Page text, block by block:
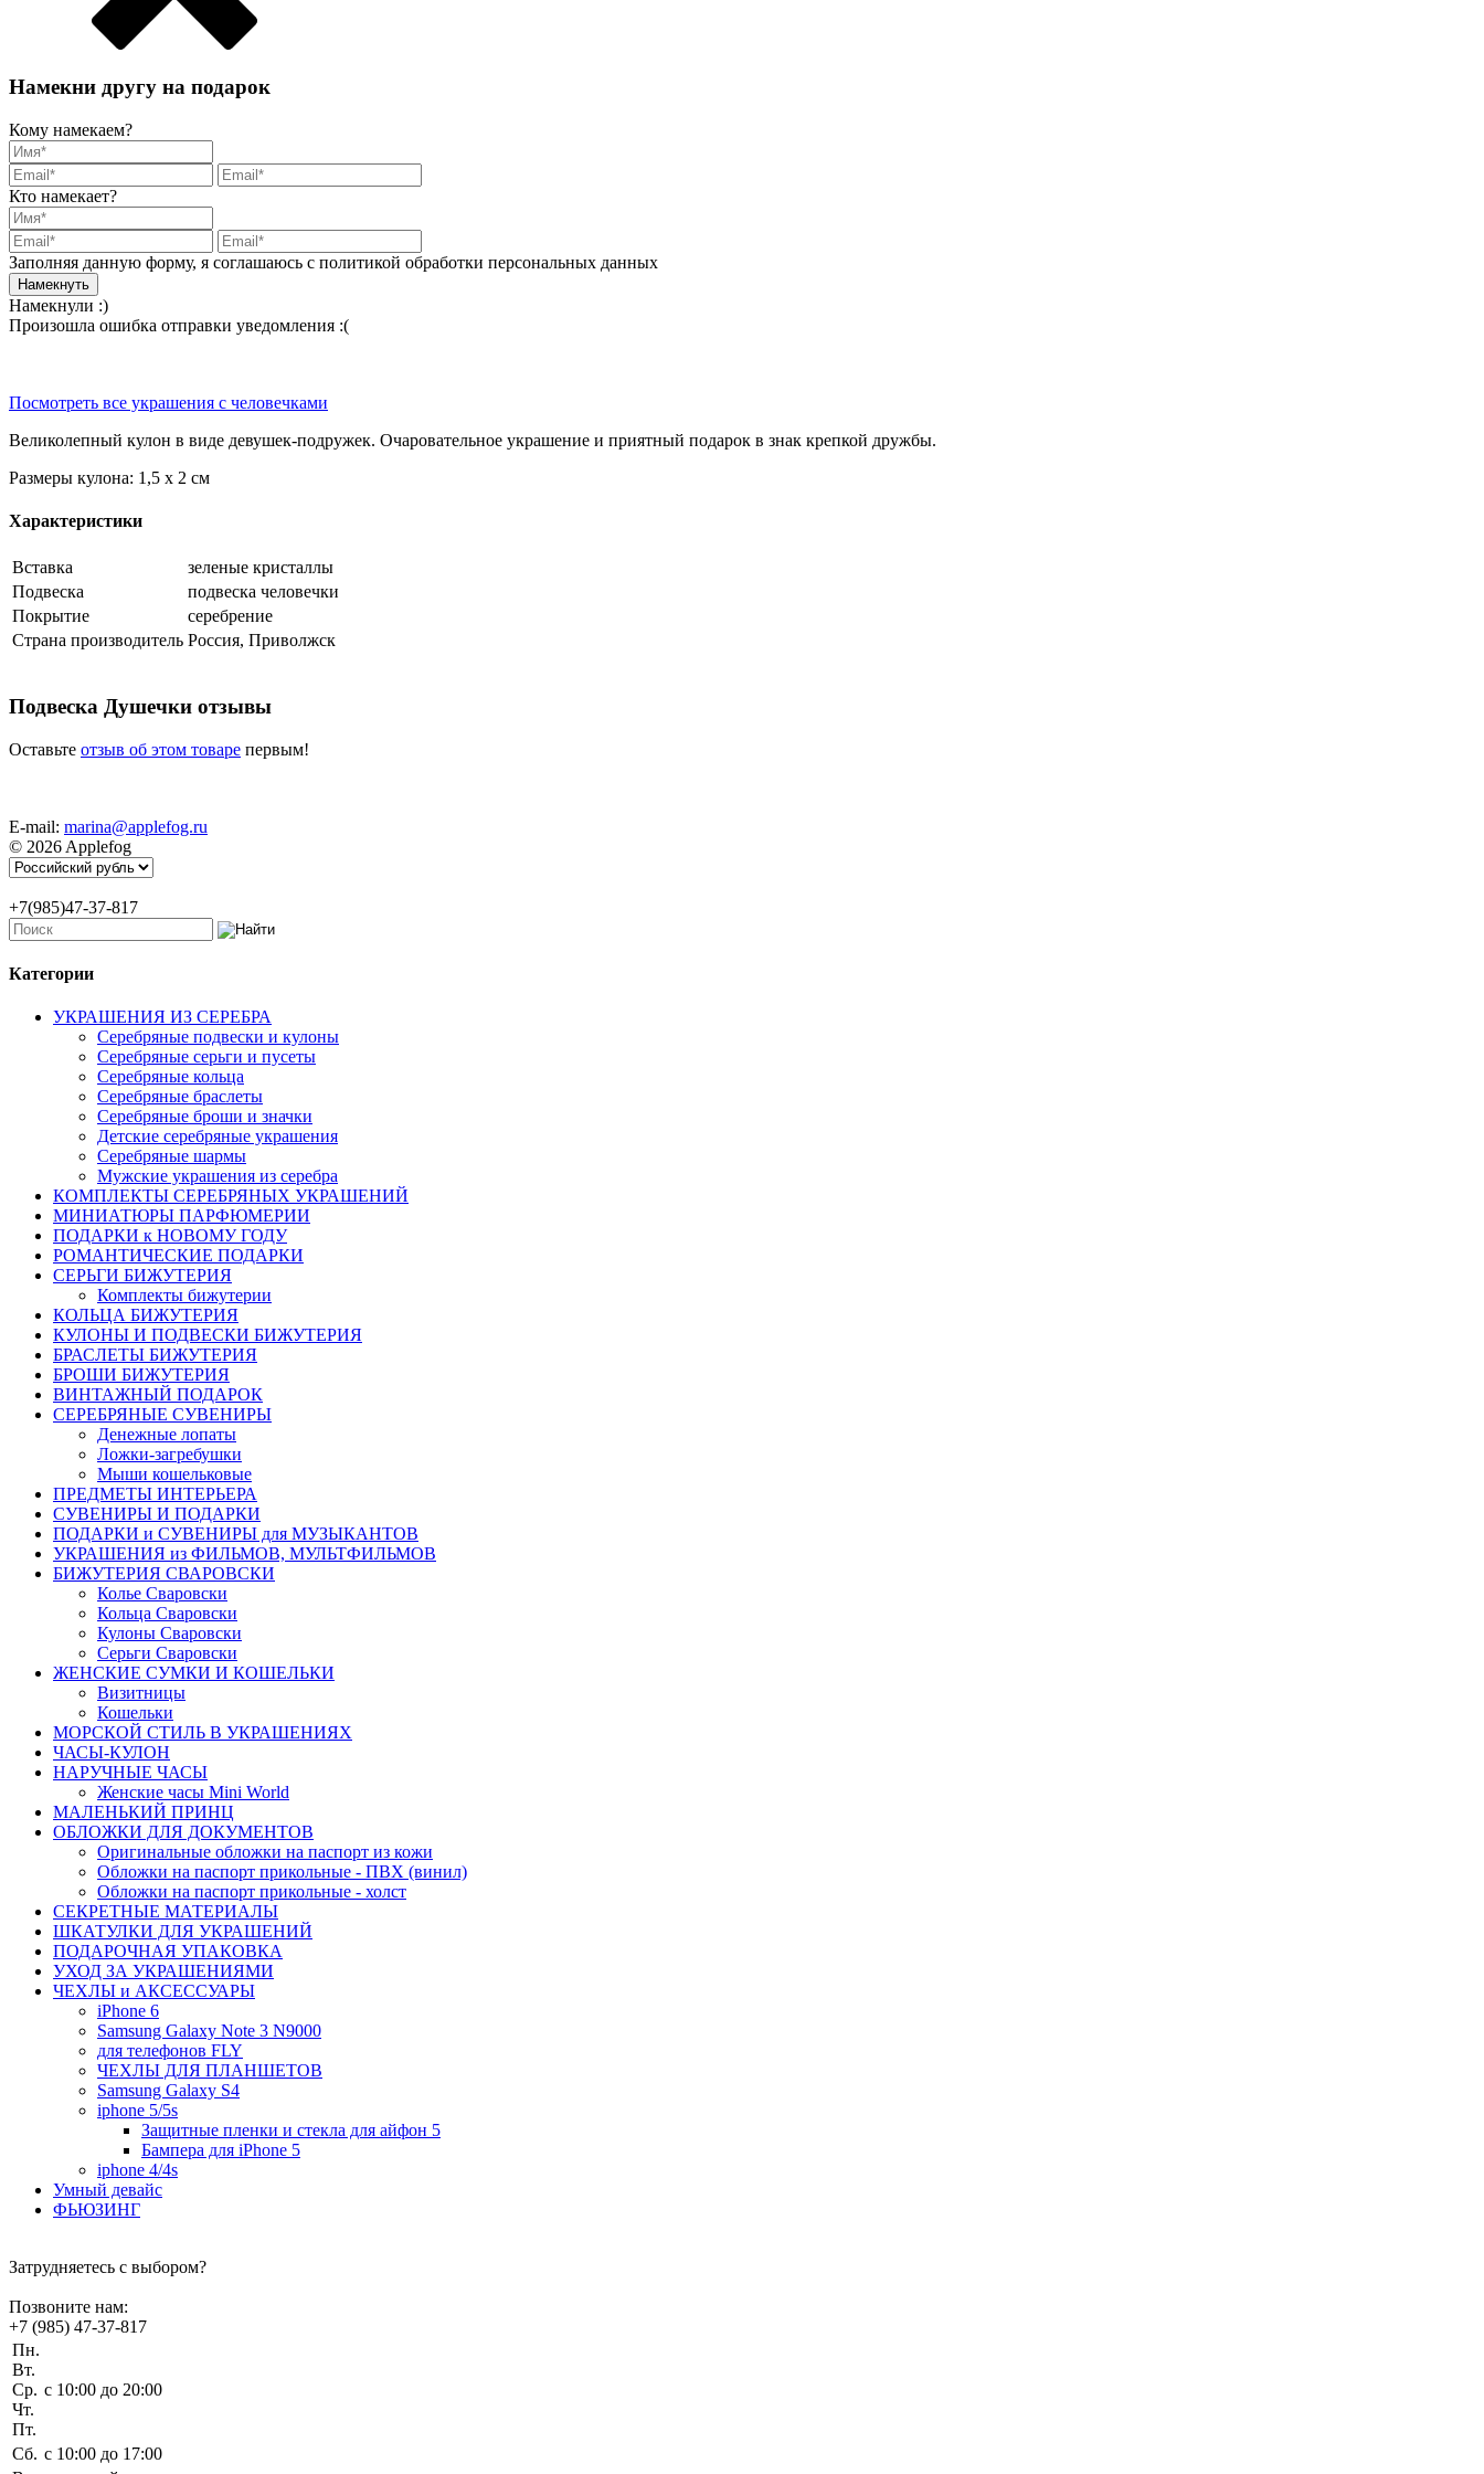
Намекни другу на подарок
Кому намекаем?
Кто намекает?
Заполняя данную форму, я соглашаюсь с политикой обработки персональных данных
Намекнули :)
Произошла ошибка отправки уведомления :(
Посмотреть все украшения с человечками
Великолепный кулон в виде девушек-подружек. Очаровательное украшение и приятный подарок в знак крепкой дружбы.
Размеры кулона: 1,5 х 2 см
Характеристики
Вставка
зеленые кристаллы
Подвеска
подвеска человечки
Покрытие
серебрение
Страна производитель Россия, Приволжск
Подвеска Душечки отзывы
Оставьте отзыв об этом товаре первым!
E-mail: marina@applefog.ru
© 2026 Applefog
+7(985)47-37-817
Категории
УКРАШЕНИЯ ИЗ СЕРЕБРА
Серебряные подвески и кулоны
Серебряные серьги и пусеты
Серебряные кольца
Серебряные браслеты
Серебряные броши и значки
Детские серебряные украшения
Серебряные шармы
Мужские украшения из серебра
КОМПЛЕКТЫ СЕРЕБРЯНЫХ УКРАШЕНИЙ
МИНИАТЮРЫ ПАРФЮМЕРИИ
ПОДАРКИ к НОВОМУ ГОДУ
РОМАНТИЧЕСКИЕ ПОДАРКИ
СЕРЬГИ БИЖУТЕРИЯ
Комплекты бижутерии
КОЛЬЦА БИЖУТЕРИЯ
КУЛОНЫ И ПОДВЕСКИ БИЖУТЕРИЯ
БРАСЛЕТЫ БИЖУТЕРИЯ
БРОШИ БИЖУТЕРИЯ
ВИНТАЖНЫЙ ПОДАРОК
СЕРЕБРЯНЫЕ СУВЕНИРЫ
Денежные лопаты
Ложки-загребушки
Мыши кошельковые
ПРЕДМЕТЫ ИНТЕРЬЕРА
СУВЕНИРЫ И ПОДАРКИ
ПОДАРКИ и СУВЕНИРЫ для МУЗЫКАНТОВ
УКРАШЕНИЯ из ФИЛЬМОВ, МУЛЬТФИЛЬМОВ
БИЖУТЕРИЯ СВАРОВСКИ
Колье Сваровски
Кольца Сваровски
Кулоны Сваровски
Серьги Сваровски
ЖЕНСКИЕ СУМКИ И КОШЕЛЬКИ
Визитницы
Кошельки
МОРСКОЙ СТИЛЬ В УКРАШЕНИЯХ
ЧАСЫ-КУЛОН
НАРУЧНЫЕ ЧАСЫ
Женские часы Mini World
МАЛЕНЬКИЙ ПРИНЦ
ОБЛОЖКИ ДЛЯ ДОКУМЕНТОВ
Оригинальные обложки на паспорт из кожи
Обложки на паспорт прикольные - ПВХ (винил)
Обложки на паспорт прикольные - холст
СЕКРЕТНЫЕ МАТЕРИАЛЫ
ШКАТУЛКИ ДЛЯ УКРАШЕНИЙ
ПОДАРОЧНАЯ УПАКОВКА
УХОД ЗА УКРАШЕНИЯМИ
ЧEХЛЫ и АКСЕССУАРЫ
iPhone 6
Samsung Galaxy Note 3 N9000
для телефонов FLY
ЧЕХЛЫ ДЛЯ ПЛАНШЕТОВ
Samsung Galaxy S4
iphone 5/5s
Защитные пленки и стекла для айфон 5
Бампера для iPhone 5
iphone 4/4s
Умный девайс
ФЬЮЗИНГ
Затрудняетесь с выбором?
Позвоните нам:
+7 (985) 47-37-817
Пн.
Вт.
Ср.
Чт.
Пт.
c 10:00 до 20:00
Сб. c 10:00 до 17:00